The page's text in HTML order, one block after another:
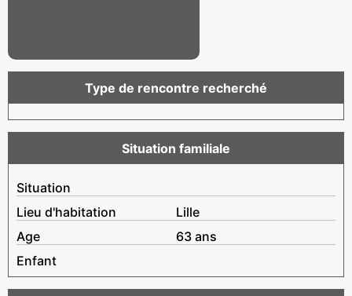
Type de rencontre recherché
Situation familiale
Situation
Lieu d'habitation
Lille
Age
63 ans
Enfant